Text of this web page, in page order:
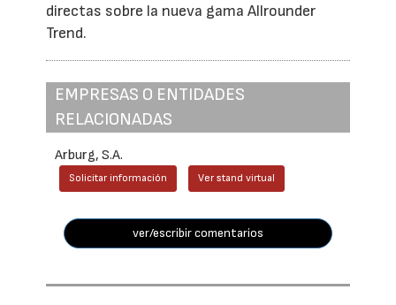
directas sobre la nueva gama Allrounder
Trend.
EMPRESAS O ENTIDADES
RELACIONADAS
Arburg, S.A.
Solicitar información Ver stand virtual
ver/escribir comentarios